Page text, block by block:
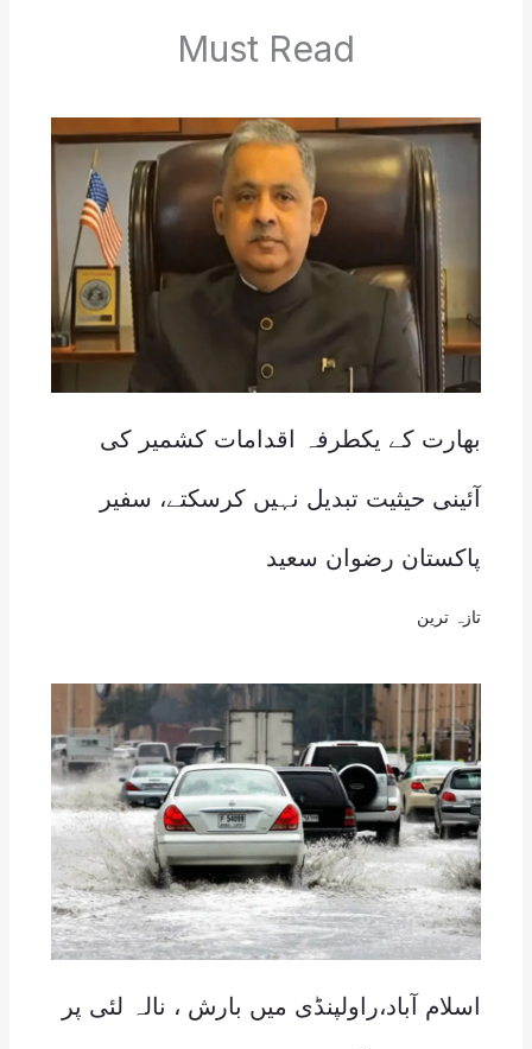
Must Read
بھارت کے یکطرفہ اقدامات کشمیر کی
آئینی حیثیت تبدیل نہیں کرسکتے، سفیر
پاکستان رضوان سعید
تازہ ترین
اسلام آباد،راولپنڈی میں بارش ، نالہ لئی پر